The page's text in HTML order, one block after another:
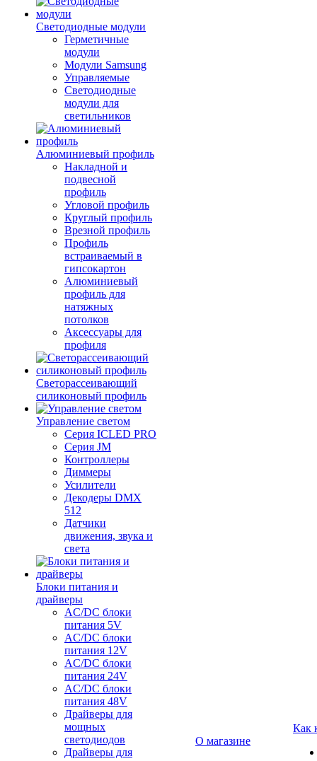
Светодиодные модули
Герметичные
модули
Модули Samsung
Управляемые
Светодиодные
модули для
светильников
Алюминиевый профиль
Накладной и
подвесной
профиль
Угловой профиль
Круглый профиль
Врезной профиль
Профиль
встраиваемый в
гипсокартон
Алюминиевый
профиль для
натяжных
потолков
Аксессуары для
профиля
Светорассеивающий
силиконовый профиль
Управление светом
Серия ICLED PRO
Серия JM
Контроллеры
Диммеры
Усилители
Декодеры DMX
512
Датчики
движения, звука и
света
Блоки питания и
драйверы
AC/DC блоки
питания 5V
AC/DC блоки
питания 12V
AC/DC блоки
питания 24V
AC/DC блоки
питания 48V
Драйверы для
мощных
светодиодов
Драйверы для
О магазине
Как